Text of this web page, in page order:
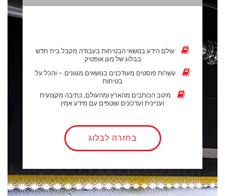
עולם הידע בנושאי הבטיחות בעבודה מקבל בית חדש
בבלוג של מגן אופטיק
עשרות פוסטים מעודכנים בנושאים מגוונים – והכל על
בטיחות
מיטב הכותבים מהארץ ומהעולם, כתיבה מקצועית
ועניינית ועדכונים שוטפים עם מידע אמין
בחזרה לבלוג